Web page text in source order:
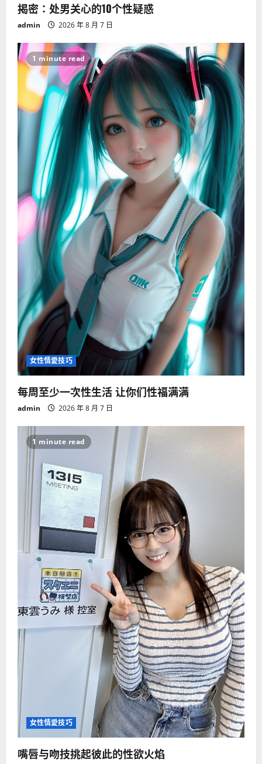
揭密：处男关心的10个性疑惑
admin 2026 年 8 月 7 日
1 minute read
女性情愛技巧
每周至少一次性生活 让你们性福满满
admin 2026 年 8 月 7 日
1 minute read
女性情愛技巧
嘴唇与吻技挑起彼此的性欲火焰